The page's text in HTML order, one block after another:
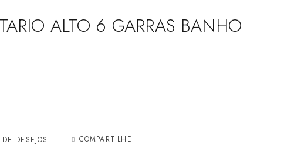
ALTO 6 GARRAS BANHO
DESEJOS COMPARTILHE